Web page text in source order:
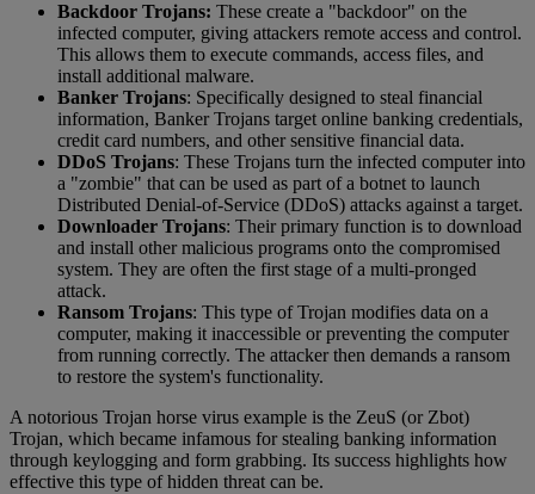
Backdoor Trojans: These create a "backdoor" on the
infected computer, giving attackers remote access and control.
This allows them to execute commands, access files, and
install additional malware.
Banker Trojans: Specifically designed to steal financial
information, Banker Trojans target online banking credentials,
credit card numbers, and other sensitive financial data.
DDoS Trojans: These Trojans turn the infected computer into
a "zombie" that can be used as part of a botnet to launch
Distributed Denial-of-Service (DDoS) attacks against a target.
Downloader Trojans: Their primary function is to download
and install other malicious programs onto the compromised
system. They are often the first stage of a multi-pronged
attack.
Ransom Trojans: This type of Trojan modifies data on a
computer, making it inaccessible or preventing the computer
from running correctly. The attacker then demands a ransom
to restore the system's functionality.
A notorious Trojan horse virus example is the ZeuS (or Zbot)
Trojan, which became infamous for stealing banking information
through keylogging and form grabbing. Its success highlights how
effective this type of hidden threat can be.